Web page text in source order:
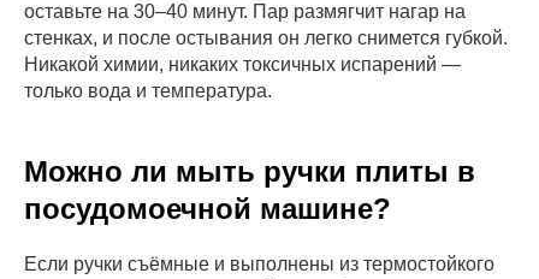
оставьте на 30–40 минут. Пар размягчит нагар на
стенках, и после остывания он легко снимется губкой.
Никакой химии, никаких токсичных испарений —
только вода и температура.
Можно ли мыть ручки плиты в
посудомоечной машине?
Если ручки съёмные и выполнены из термостойкого
Получить консультацию